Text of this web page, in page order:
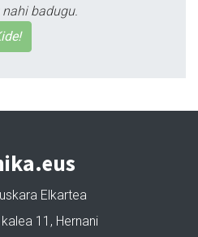
badugu.
Elkartea
11, Hernani